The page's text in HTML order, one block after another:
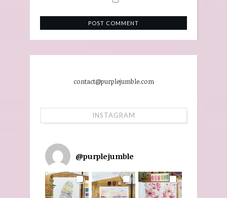
contact@purplejumble.com
INSTAGRAM
@purplejumble